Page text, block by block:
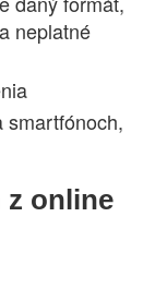
neplatné
smartfónoch,
z online